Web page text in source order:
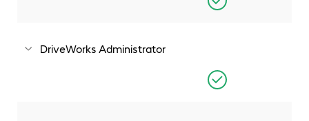
DriveWorks Administrator